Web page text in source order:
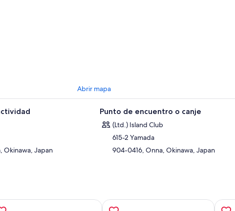
Abrir mapa
Okinawa, Japan
Punto de encuentro o canje
(Ltd.) Island Club
615-2 Yamada
904-0416, Onna, Okinawa, Japan